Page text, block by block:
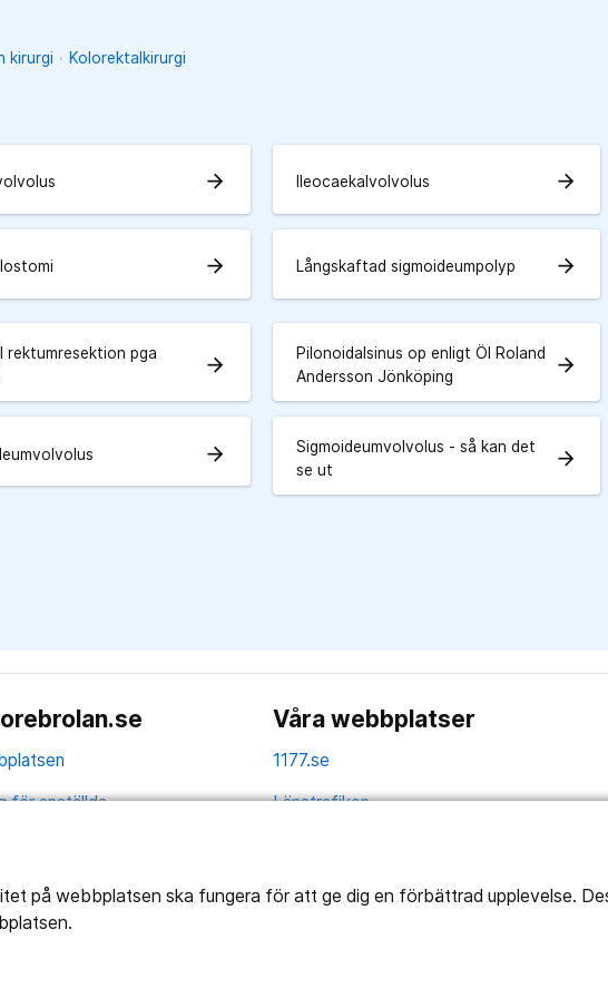
på webbplatsen ska fungera för att ge dig en förbättrad upplevelse.
kirurgi Kolorektalkirurgi
arrow_forward Ileocaekalvolvolus arrow_forward
arrow_forward Långskaftad sigmoideumpolyp arrow_forward
rektumresektion pga
arrow_forward
Pilonoidalsinus op enligt Öl Roland
Andersson Jönköping
arrow_forward
arrow_forward
Sigmoideumvolvolus - så kan det
se ut
arrow_forward
för anställda
tillgänglighet
Våra webbplatser
1177.se
Länstrafiken